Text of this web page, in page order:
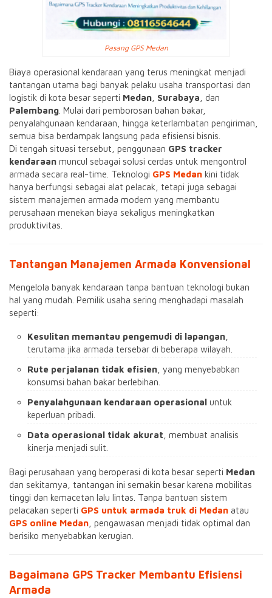
Pasang GPS Medan
Biaya operasional kendaraan yang terus meningkat menjadi
tantangan utama bagi banyak pelaku usaha transportasi dan
logistik di kota besar seperti Medan Surabaya , dan
Palembang . Mulai dari pemborosan bahan bakar,
penyalahgunaan kendaraan, hingga keterlambatan pengiriman,
semua bisa berdampak langsung pada efisiensi bisnis.
Di tengah situasi tersebut, penggunaan GPS tracker
kendaraan muncul sebagai solusi cerdas untuk mengontrol
armada secara real-time. Teknologi GPS Medan kini tidak
hanya berfungsi sebagai alat pelacak, tetapi juga sebagai
sistem manajemen armada modern yang membantu
perusahaan menekan biaya sekaligus meningkatkan
produktivitas.
Tantangan Manajemen Armada Konvensional
Mengelola banyak kendaraan tanpa bantuan teknologi bukan
hal yang mudah. Pemilik usaha sering menghadapi masalah
seperti:
Kesulitan memantau pengemudi di lapangan
terutama jika armada tersebar di beberapa wilayah.
Rute perjalanan tidak efisien , yang menyebabkan
konsumsi bahan bakar berlebihan.
Penyalahgunaan kendaraan operasional untuk
keperluan pribadi.
Data operasional tidak akurat , membuat analisis
kinerja menjadi sulit.
Bagi perusahaan yang beroperasi di kota besar seperti Medan
dan sekitarnya, tantangan ini semakin besar karena mobilitas
tinggi dan kemacetan lalu lintas. Tanpa bantuan sistem
pelacakan seperti GPS untuk armada truk di Medan atau
GPS online Medan , pengawasan menjadi tidak optimal dan
berisiko menyebabkan kerugian.
Bagaimana GPS Tracker Membantu Efisiensi
Armada